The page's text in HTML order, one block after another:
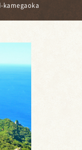
kamegaoka